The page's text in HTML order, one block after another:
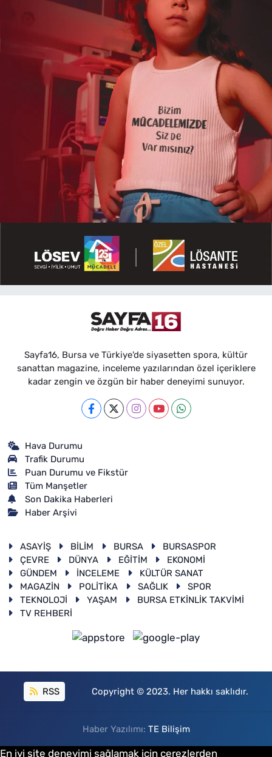
Sayfa16, Bursa ve Türkiye'de siyasetten spora, kültür
sanattan magazine, inceleme yazılarından özel içeriklere
kadar zengin ve özgün bir haber deneyimi sunuyor.
Hava Durumu
Trafik Durumu
Puan Durumu ve Fikstür
Tüm Manşetler
Son Dakika Haberleri
Haber Arşivi
ASAYİŞ BİLİM BURSA
BURSASPOR
ÇEVRE
DÜNYA EĞİTİM
EKONOMİ
GÜNDEM
İNCELEME
KÜLTÜR SANAT
MAGAZİN
POLİTİKA SAĞLIK
SPOR
TEKNOLOJİ
YAŞAM
BURSA ETKİNLİK TAKVİMİ
TV REHBERİ
RSS Copyright © 2023. Her hakkı saklıdır.
Haber Yazılımı: TE Bilişim
En iyi site deneyimi sağlamak için çerezlerden